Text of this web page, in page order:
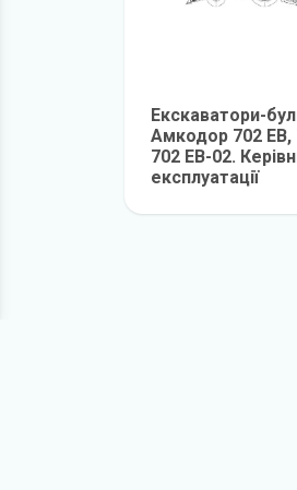
Екскаватори-
Амкодор 702 ЕВ,
702 ЕВ-02.
експлуатації